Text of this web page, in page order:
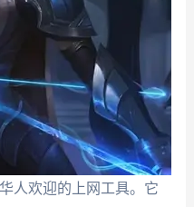
人欢迎的上网工具。它